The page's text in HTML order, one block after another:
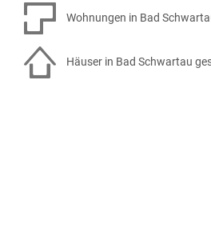
Wohnungen in Bad
Häuser in Bad Schwartau